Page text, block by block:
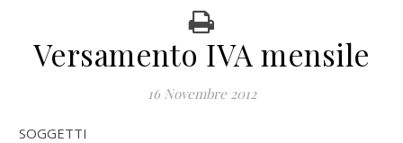
Versamento IVA mensile
16 Novembre 2012
SOGGETTI